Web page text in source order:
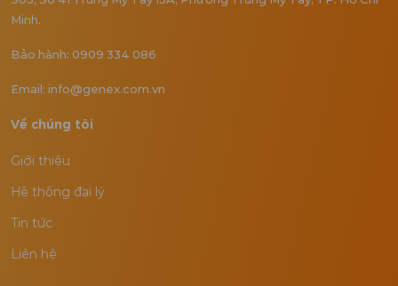
Minh.
Bảo hành: 0909 334 086
Email: info@genex.com.vn
Về chúng tôi
Giới thiệu
Hệ thống đại lý
Tin tức
Liên hệ